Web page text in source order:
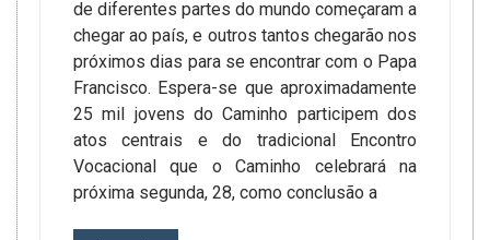
de diferentes partes do mundo começaram a
chegar ao país, e outros tantos chegarão nos
próximos dias para se encontrar com o Papa
Francisco. Espera-se que aproximadamente
25 mil jovens do Caminho participem dos
atos centrais e do tradicional Encontro
Vocacional que o Caminho celebrará na
próxima segunda, 28, como conclusão a